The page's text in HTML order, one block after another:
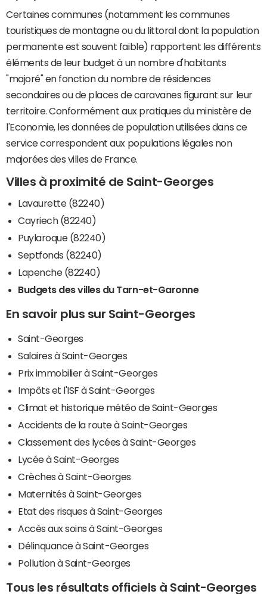
Certaines communes (notamment les communes
touristiques de montagne ou du littoral dont la population
permanente est souvent faible) rapportent les différents
éléments de leur budget à un nombre d'habitants
"majoré" en fonction du nombre de résidences
secondaires ou de places de caravanes figurant sur leur
territoire. Conformément aux pratiques du ministère de
l'Economie, les données de population utilisées dans ce
service correspondent aux populations légales non
majorées des villes de France.
Villes à proximité de Saint-Georges
Lavaurette (82240)
Cayriech (82240)
Puylaroque (82240)
Septfonds (82240)
Lapenche (82240)
Budgets des villes du Tarn-et-Garonne
En savoir plus sur Saint-Georges
Saint-Georges
Salaires à Saint-Georges
Prix immobilier à Saint-Georges
Impôts et l'ISF à Saint-Georges
Climat et historique météo de Saint-Georges
Accidents de la route à Saint-Georges
Classement des lycées à Saint-Georges
Lycée à Saint-Georges
Crèches à Saint-Georges
Maternités à Saint-Georges
Etat des risques à Saint-Georges
Accès aux soins à Saint-Georges
Délinquance à Saint-Georges
Pollution à Saint-Georges
Tous les résultats officiels à Saint-Georges